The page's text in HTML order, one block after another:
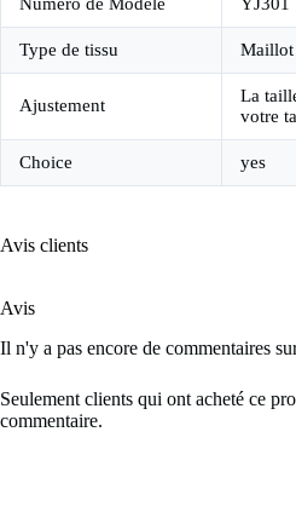
Type de tissu Maillot
Ajustement
La
votre
Choice yes
Avis clients
Avis
Il n'y a pas encore de commentaires
Seulement clients qui ont acheté ce
commentaire.